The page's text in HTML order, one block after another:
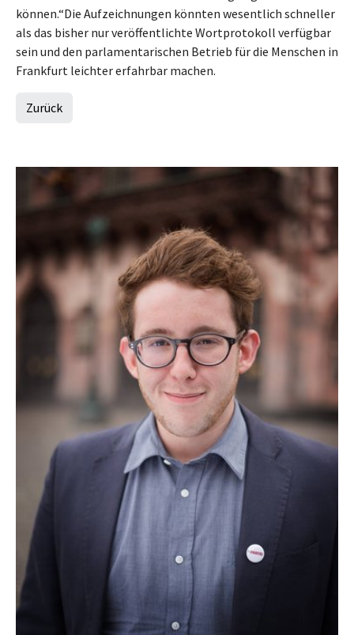
können.“Die Aufzeichnungen könnten wesentlich schneller
als das bisher nur veröffentlichte Wortprotokoll verfügbar
sein und den parlamentarischen Betrieb für die Menschen in
Frankfurt leichter erfahrbar machen.
Zurück